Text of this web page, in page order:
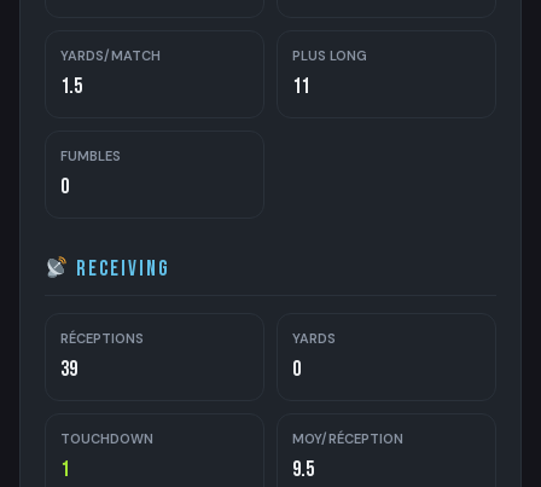
YARDS/MATCH
1.5
PLUS LONG
11
FUMBLES
0
Receiving
RÉCEPTIONS
39
YARDS
0
TOUCHDOWN
1
MOY/RÉCEPTION
9.5